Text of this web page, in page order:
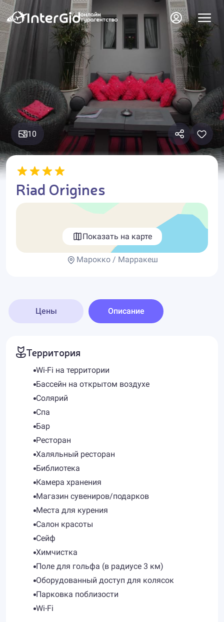
10
Riad Origines
Показать на карте
Марокко / Марракеш
Цены Описание
Территория
Wi-Fi на территории
Бассейн на открытом воздухе
Солярий
Спа
Бар
Ресторан
Халяльный ресторан
Библиотека
Камера хранения
Магазин сувениров/подарков
Места для курения
Салон красоты
Сейф
Химчистка
Поле для гольфа (в радиусе 3 км)
Оборудованный доступ для колясок
Парковка поблизости
Wi-Fi